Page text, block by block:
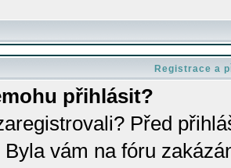
Registrace a
přihlásit?
Před
vám na fóru